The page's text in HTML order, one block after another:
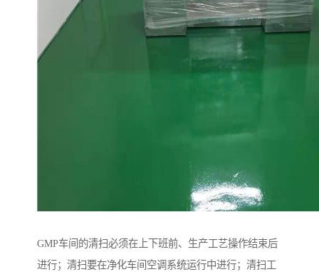
GMP车间的清扫必须在上下班前、生产工艺操作结束后
进行；清扫要在净化车间空调系统运行中进行；清扫工